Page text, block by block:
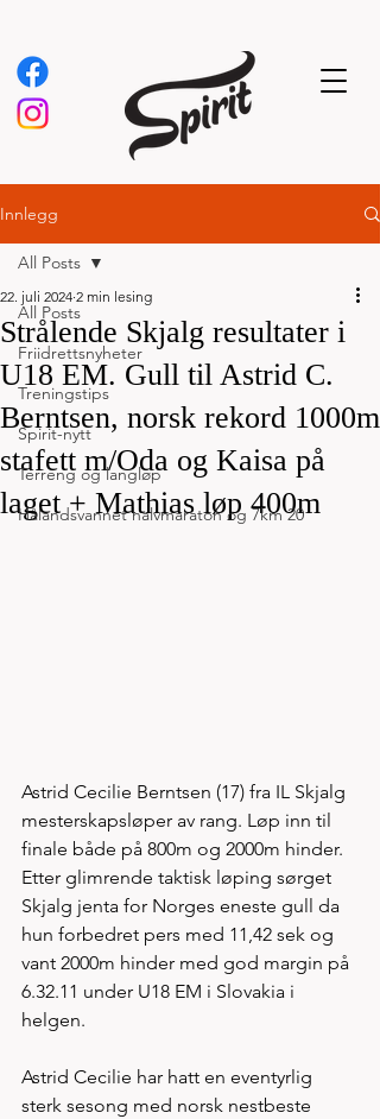
Innlegg
All Posts
Friidrettsnyheter
Treningstips
Spirit-nytt
Terreng og langløp
Hålandsvannet halvmaraton og 7km 20
All Posts
Strålende Skjalg resultater i
U18 EM. Gull til Astrid C.
Berntsen, norsk rekord 1000m
stafett m/Oda og Kaisa på
laget + Mathias løp 400m
22. juli 2024 2 min lesing
Astrid Cecilie Berntsen (17) fra IL Skjalg
mesterskapsløper av rang. Løp inn til
finale både på 800m og 2000m hinder.
Etter glimrende taktisk løping sørget
Skjalg jenta for Norges eneste gull da
hun forbedret pers med 11,42 sek og
vant 2000m hinder med god margin på
6.32.11 under U18 EM i Slovakia i
helgen.
Astrid Cecilie har hatt en eventyrlig
sterk sesong med norsk nestbeste